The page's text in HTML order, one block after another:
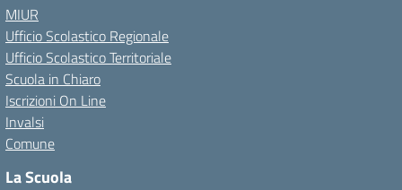
MIUR
Ufficio Scolastico Regionale
Ufficio Scolastico Territoriale
Scuola in Chiaro
Iscrizioni On Line
Invalsi
Comune
La Scuola